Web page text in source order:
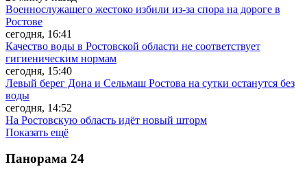
Военнослужащего жестоко избили из-за спора на дороге в
Ростове
сегодня, 16:41
Качество воды в Ростовской области не соответствует
гигиеническим нормам
сегодня, 15:40
Левый берег Дона и Сельмаш Ростова на сутки останутся без
воды
сегодня, 14:52
На Ростовскую область идёт новый шторм
Показать ещё
Панорама 24